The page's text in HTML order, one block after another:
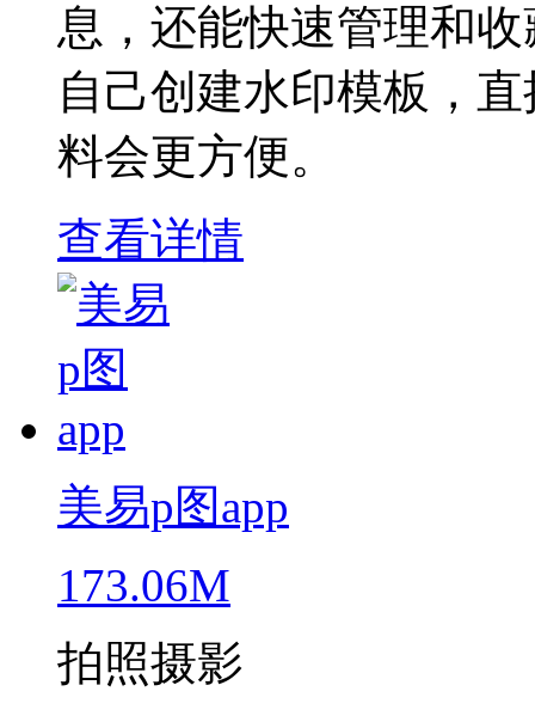
息，还能快速管理和
自己创建水印模板，
料会更方便。
查看详情
美易p图app
173.06M
拍照摄影